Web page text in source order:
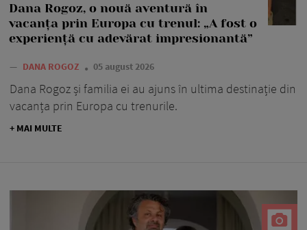
Dana Rogoz, o nouă aventură în
vacanța prin Europa cu trenul: „A fost o
experiență cu adevărat impresionantă”
— DANA ROGOZ 05 august 2026
Dana Rogoz și familia ei au ajuns în ultima destinație din
vacanța prin Europa cu trenurile.
+ MAI MULTE